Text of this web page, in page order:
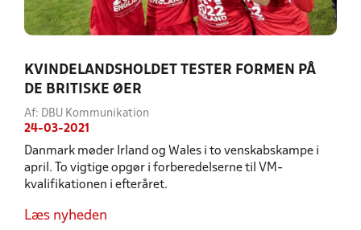
KVINDELANDSHOLDET TESTER FORMEN PÅ
DE BRITISKE ØER
Af: DBU Kommunikation
24-03-2021
Danmark møder Irland og Wales i to venskabskampe i
april. To vigtige opgør i forberedelserne til VM-
kvalifikationen i efteråret.
Læs nyheden